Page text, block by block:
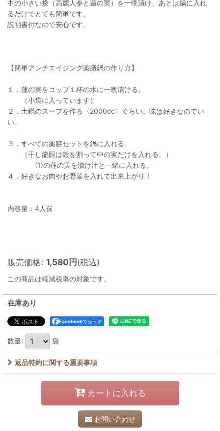
中の小さい袋（高麗人参と蓮の実）を一晩漬け、あとは鍋に入れ
るだけでとても簡単です。
説明書付なので安心です。
【簡単アンチエイジング薬膳鍋の作り方】
１．蓮の実をコップ１杯の水に一晩漬ける。
（小袋に入っています）
２．土鍋のスープを作る〈2000cc〉ぐらい。味は好きなのでい
い。
３．すべての薬膳セットを鍋に入れる。
（干し龍眼は殻を割って中の実だけを入れる。）
(1)の蓮の実を漬け汁と一緒に入れる。
４．好きなお肉やお野菜を入れて出来上がり！
内容量：4人前
販売価格: 1,580円(税込)
この商品は軽減税率の対象です。
在庫あり
Facebookでシェア
数量: 袋
返品特約に関する重要事項
カートに入れる
お問い合わせ